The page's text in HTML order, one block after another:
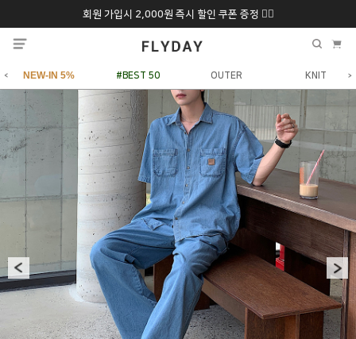
회원 가입시 2,000원 즉시 할인 쿠폰 증정 ❤️‍🔥
추석 특별 할인 10~20% 9/6 화 ~ 9/12월
NEW-IN 5% #BEST 50 OUTER KNIT